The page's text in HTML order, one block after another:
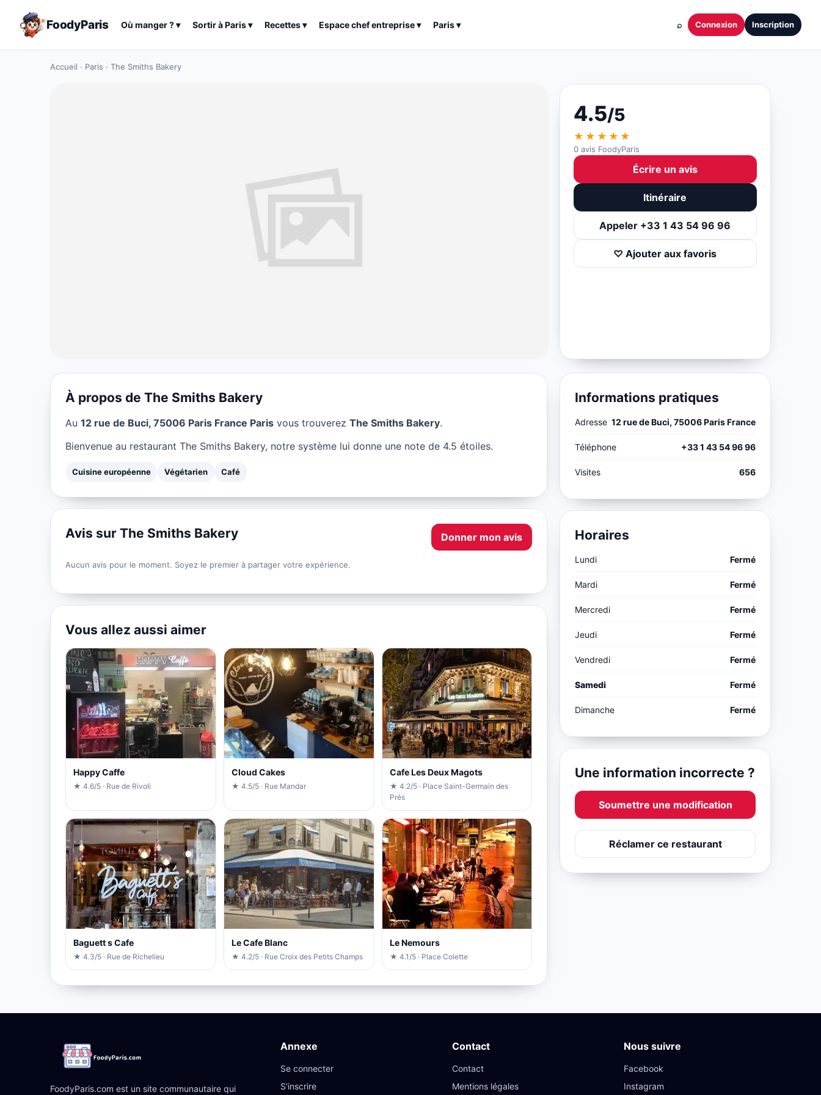
FoodyParis Où manger ?▾ Sortir àParis▾ Recettes▾ Espace chef entreprise▾ Paris▾ ⌕ Connexion Inscription
Accueil · Paris · The Smiths Bakery
The Smiths Bakery à Paris
4.5/5
★★★★★
0 avis FoodyParis
Écrire un avis
Itinéraire
Appeler +33 1 43 54 96 96
♡ Ajouter aux favoris
À propos de The Smiths Bakery
Au 12 rue de Buci, 75006 Paris France Paris vous trouverez The Smiths Bakery.
Bienvenue au restaurant The Smiths Bakery, notre système lui donne une note de 4.5 étoiles.
Cuisine européenne Végétarien Café
Avis sur The Smiths Bakery Donner mon avis
Aucun avis pour le moment. Soyez le premier à partager votre expérience.
Vous allez aussi aimer
Happy Caffe
★ 4.6/5 · Rue de Rivoli
Cloud Cakes
★ 4.5/5 · Rue Mandar
Cafe Les Deux Magots
★ 4.2/5 · Place Saint-Germain des
Prés
Baguett s Cafe
★ 4.3/5 · Rue de Richelieu
Le Cafe Blanc
★ 4.2/5 · Rue Croix des Petits Champs
Le Nemours
★ 4.1/5 · Place Colette
Informations pratiques
Adresse 12 rue de Buci, 75006 Paris France
Téléphone +33 1 43 54 96 96
Visites 656
Horaires
Lundi Fermé
Mardi Fermé
Mercredi Fermé
Jeudi Fermé
Vendredi Fermé
Samedi Fermé
Dimanche Fermé
Une information incorrecte ?
Soumettre une modification
Réclamer ce restaurant
FoodyParis.com est un site communautaire qui
Annexe
Se connecter
S'inscrire
Contact
Contact
Mentions légales
Nous suivre
Facebook
Instagram